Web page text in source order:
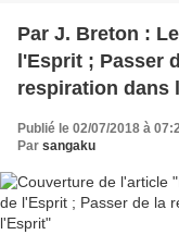
Par J. Breton :
l'Esprit ; Passer
respiration dans
Publié le 02/07/2018 à
Par sangaku